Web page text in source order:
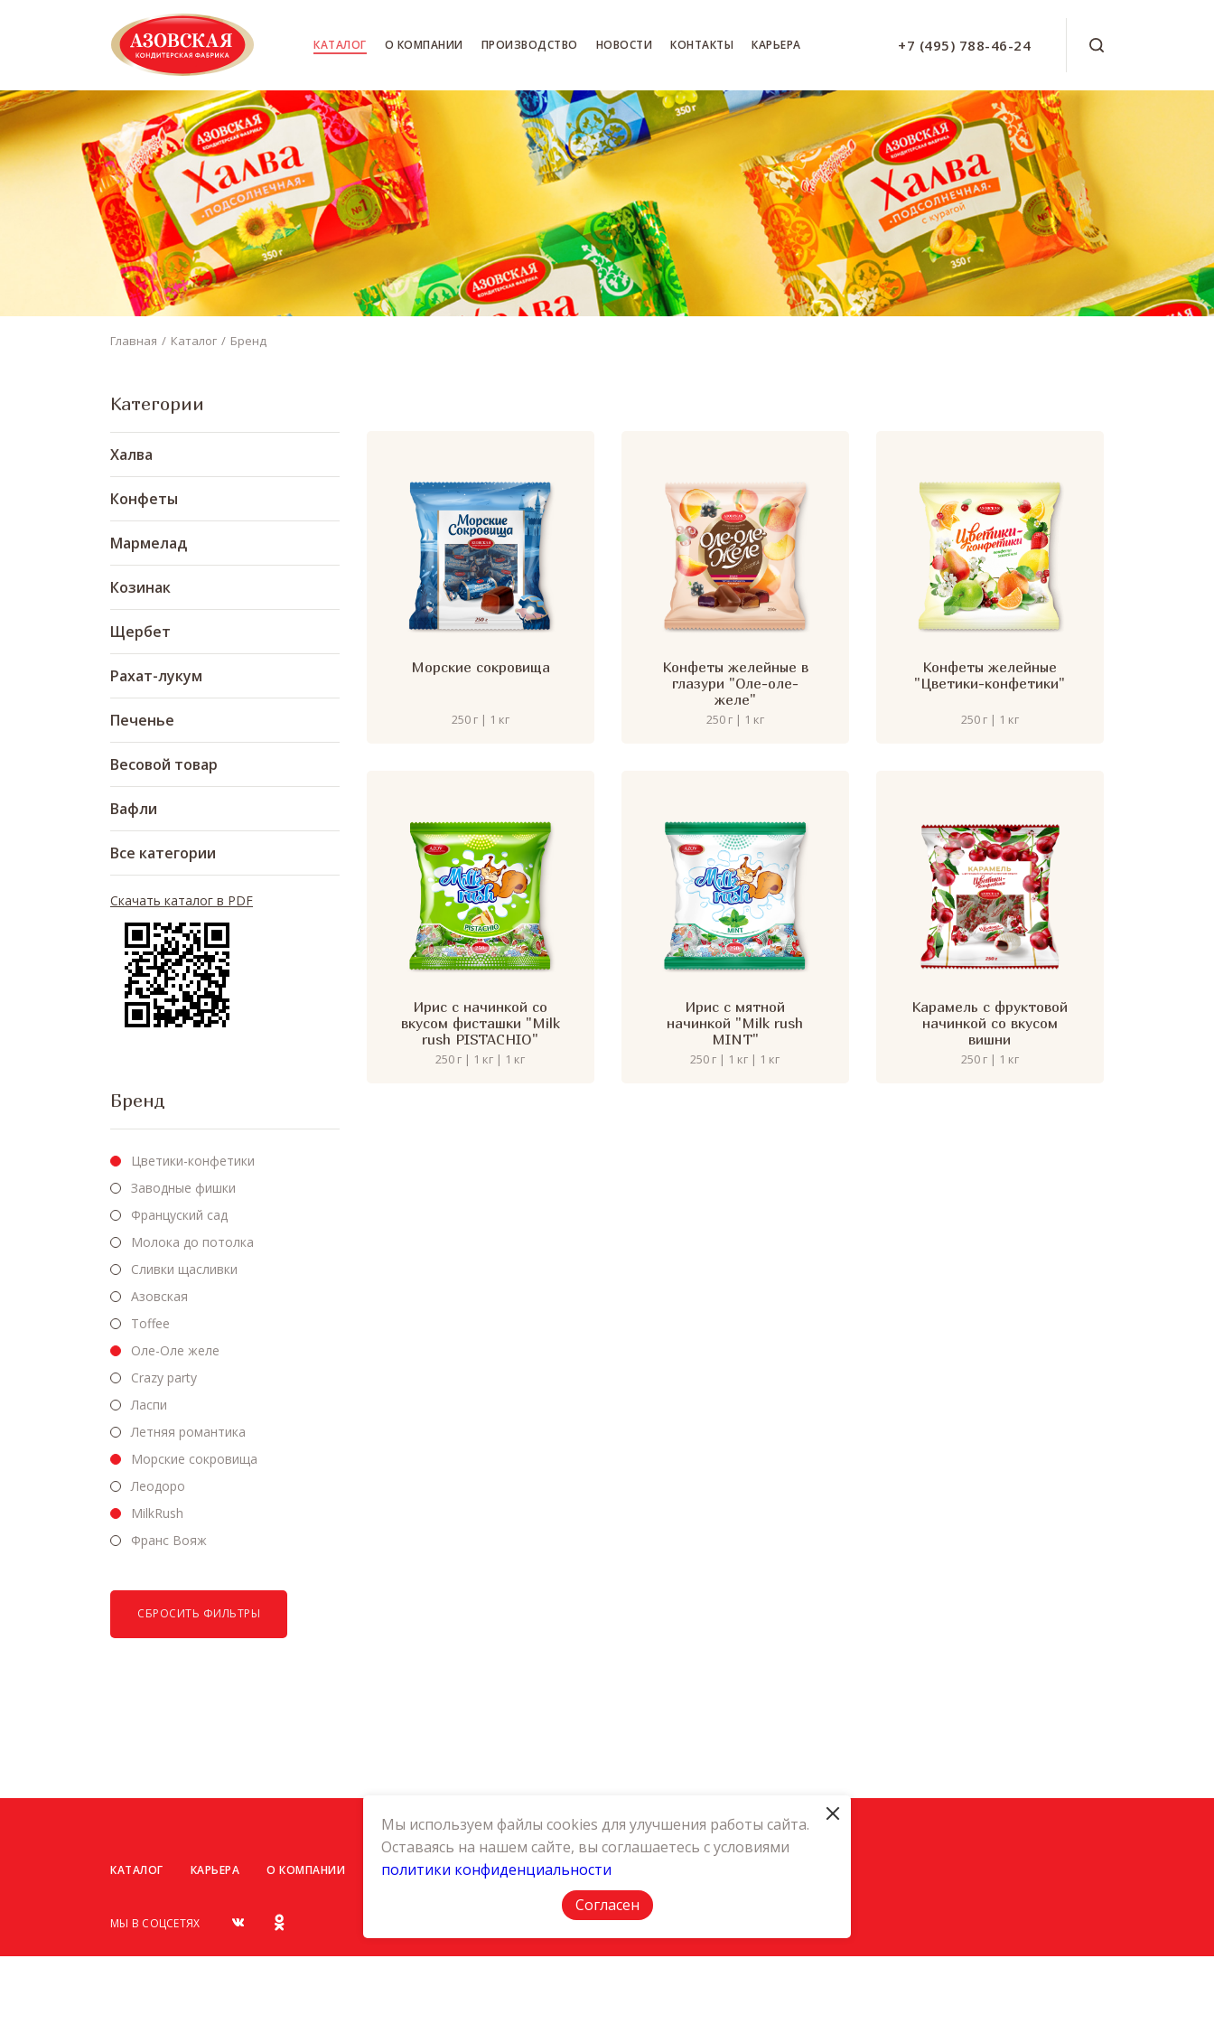
КАТАЛОГ О КОМПАНИИ ПРОИЗВОДСТВО НОВОСТИ КОНТАКТЫ КАРЬЕРА +7 (495) 788-46-24
Главная Каталог Бренд
Категории
Халва
Конфеты
Мармелад
Козинак
Щербет
Рахат-лукум
Печенье
Весовой товар
Вафли
Все категории
Скачать каталог в PDF
Бренд
Цветики-конфетики
Заводные фишки
Француский сад
Молока до потолка
Сливки щасливки
Азовская
Toffee
Оле-Оле желе
Crazy party
Ласпи
Летняя романтика
Морские сокровища
Леодоро
MilkRush
Франс Вояж
СБРОСИТЬ ФИЛЬТРЫ
Морские сокровища
250 г | 1 кг
Конфеты желейные в
глазури "Оле-оле-
желе"
250 г | 1 кг
Конфеты желейные
"Цветики-конфетики"
250 г | 1 кг
Ирис с начинкой со
вкусом фисташки "Milk
rush PISTACHIO"
250 г | 1 кг | 1 кг
Ирис с мятной
начинкой "Milk rush
MINT"
250 г | 1 кг | 1 кг
Карамель с фруктовой
начинкой со вкусом
вишни
250 г | 1 кг
КАТАЛОГ КАРЬЕРА О КОМПАНИИ КОНТАКТЫ ПОЛИТИКА КОНФИДЕНЦИАЛЬНОСТИ
МЫ В СОЦСЕТЯХ
Мы используем файлы cookies для улучшения работы сайта.
Оставаясь на нашем сайте, вы соглашаетесь с условиями
политики конфиденциальности
Согласен